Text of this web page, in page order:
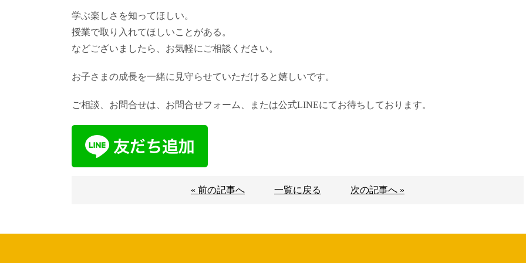
学ぶ楽しさを知ってほしい。
授業で取り入れてほしいことがある。
などございましたら、お気軽にご相談ください。
お子さまの成長を一緒に見守らせていただけると嬉しいです。
ご相談、お問合せは、お問合せフォーム、または公式LINEにてお待ちしております。
« 前の記事へ 一覧に戻る 次の記事へ »